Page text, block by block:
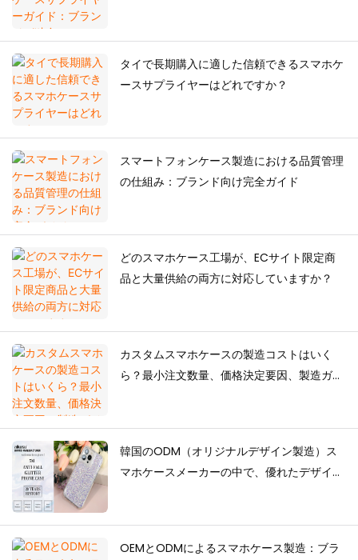
タイで長期購入に適した信頼できるスマホケ
ースサプライヤーはどれですか？
スマートフォンケース製造における品質管理
の仕組み：ブランド向け完全ガイド
どのスマホケース工場が、ECサイト限定商
品と大量供給の両方に対応していますか？
カスタムスマホケースの製造コストはいく
ら？最小注文数量、価格決定要因、製造ガイ
韓国のODM（オリジナルデザイン製造）ス
マホケースメーカーの中で、優れたデザイン
OEMとODMによるスマホケース製造：ブラ